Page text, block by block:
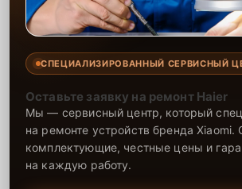
СПЕЦИАЛИЗИРОВАННЫЙ СЕРВИСНЫЙ
Оставьте заявку на ремонт Haier
Мы — сервисный центр, который
на ремонте устройств бренда Xiaomi.
комплектующие, честные цены и
на каждую работу.